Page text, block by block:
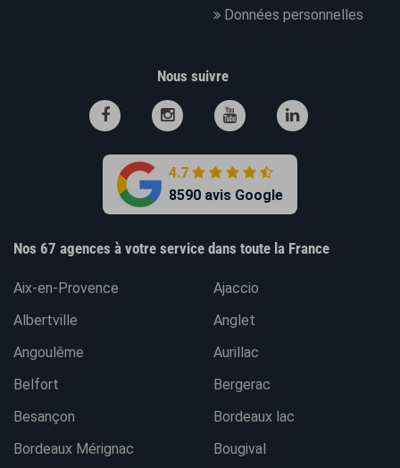
Données personnelles
Nous suivre
4.7
8590 avis Google
Nos 67 agences à votre service dans toute la France
Aix-en-Provence
Ajaccio
Albertville
Anglet
Angoulême
Aurillac
Belfort
Bergerac
Besançon
Bordeaux lac
Bordeaux Mérignac
Bougival